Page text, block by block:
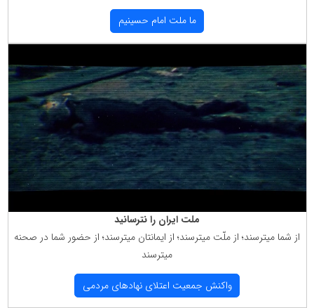
ما ملت امام حسینیم
ملت ایران را نترسانید
از شما میترسند؛ از ملّت میترسند؛ از ایمانتان میترسند؛ از حضور شما در صحنه
میترسند
واكنش جمعیت اعتلای نهادهای مردمی